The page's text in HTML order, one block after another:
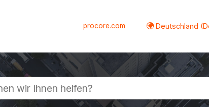
procore.com Deutschland